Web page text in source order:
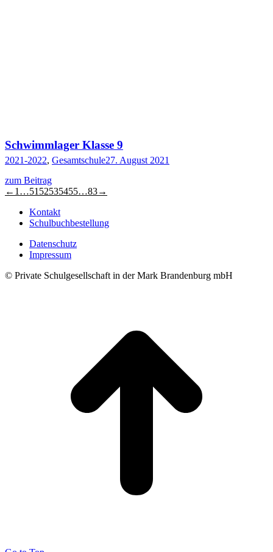
Schwimmlager Klasse 9
2021-2022, Gesamtschule27. August 2021
zum Beitrag
← 1 …51 52535455…83→
Kontakt
Schulbuchbestellung
Datenschutz
Impressum
© Private Schulgesellschaft in der Mark Brandenburg mbH